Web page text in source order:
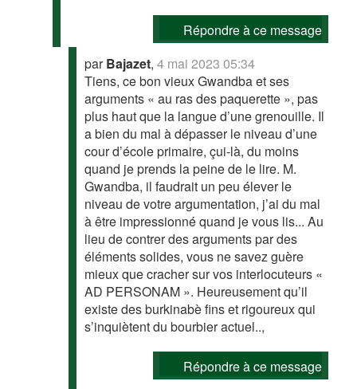
Répondre à ce message
parBajazet,4 mai 2023 05:34
Tiens, ce bon vieux Gwandba et ses
arguments « au ras des paquerette », pas
plus haut que la langue d’une grenouille. Il
a bien du mal à dépasser le niveau d’une
cour d’école primaire, çui-là, du moins
quand je prends la peine de le lire. M.
Gwandba, il faudrait un peu élever le
niveau de votre argumentation, j’ai du mal
à être impressionné quand je vous lis... Au
lieu de contrer des arguments par des
éléments solides, vous ne savez guère
mieux que cracher sur vos interlocuteurs «
AD PERSONAM ». Heureusement qu’il
existe des burkinabè fins et rigoureux qui
s’inquiètent du bourbier actuel..,
Répondre à ce message